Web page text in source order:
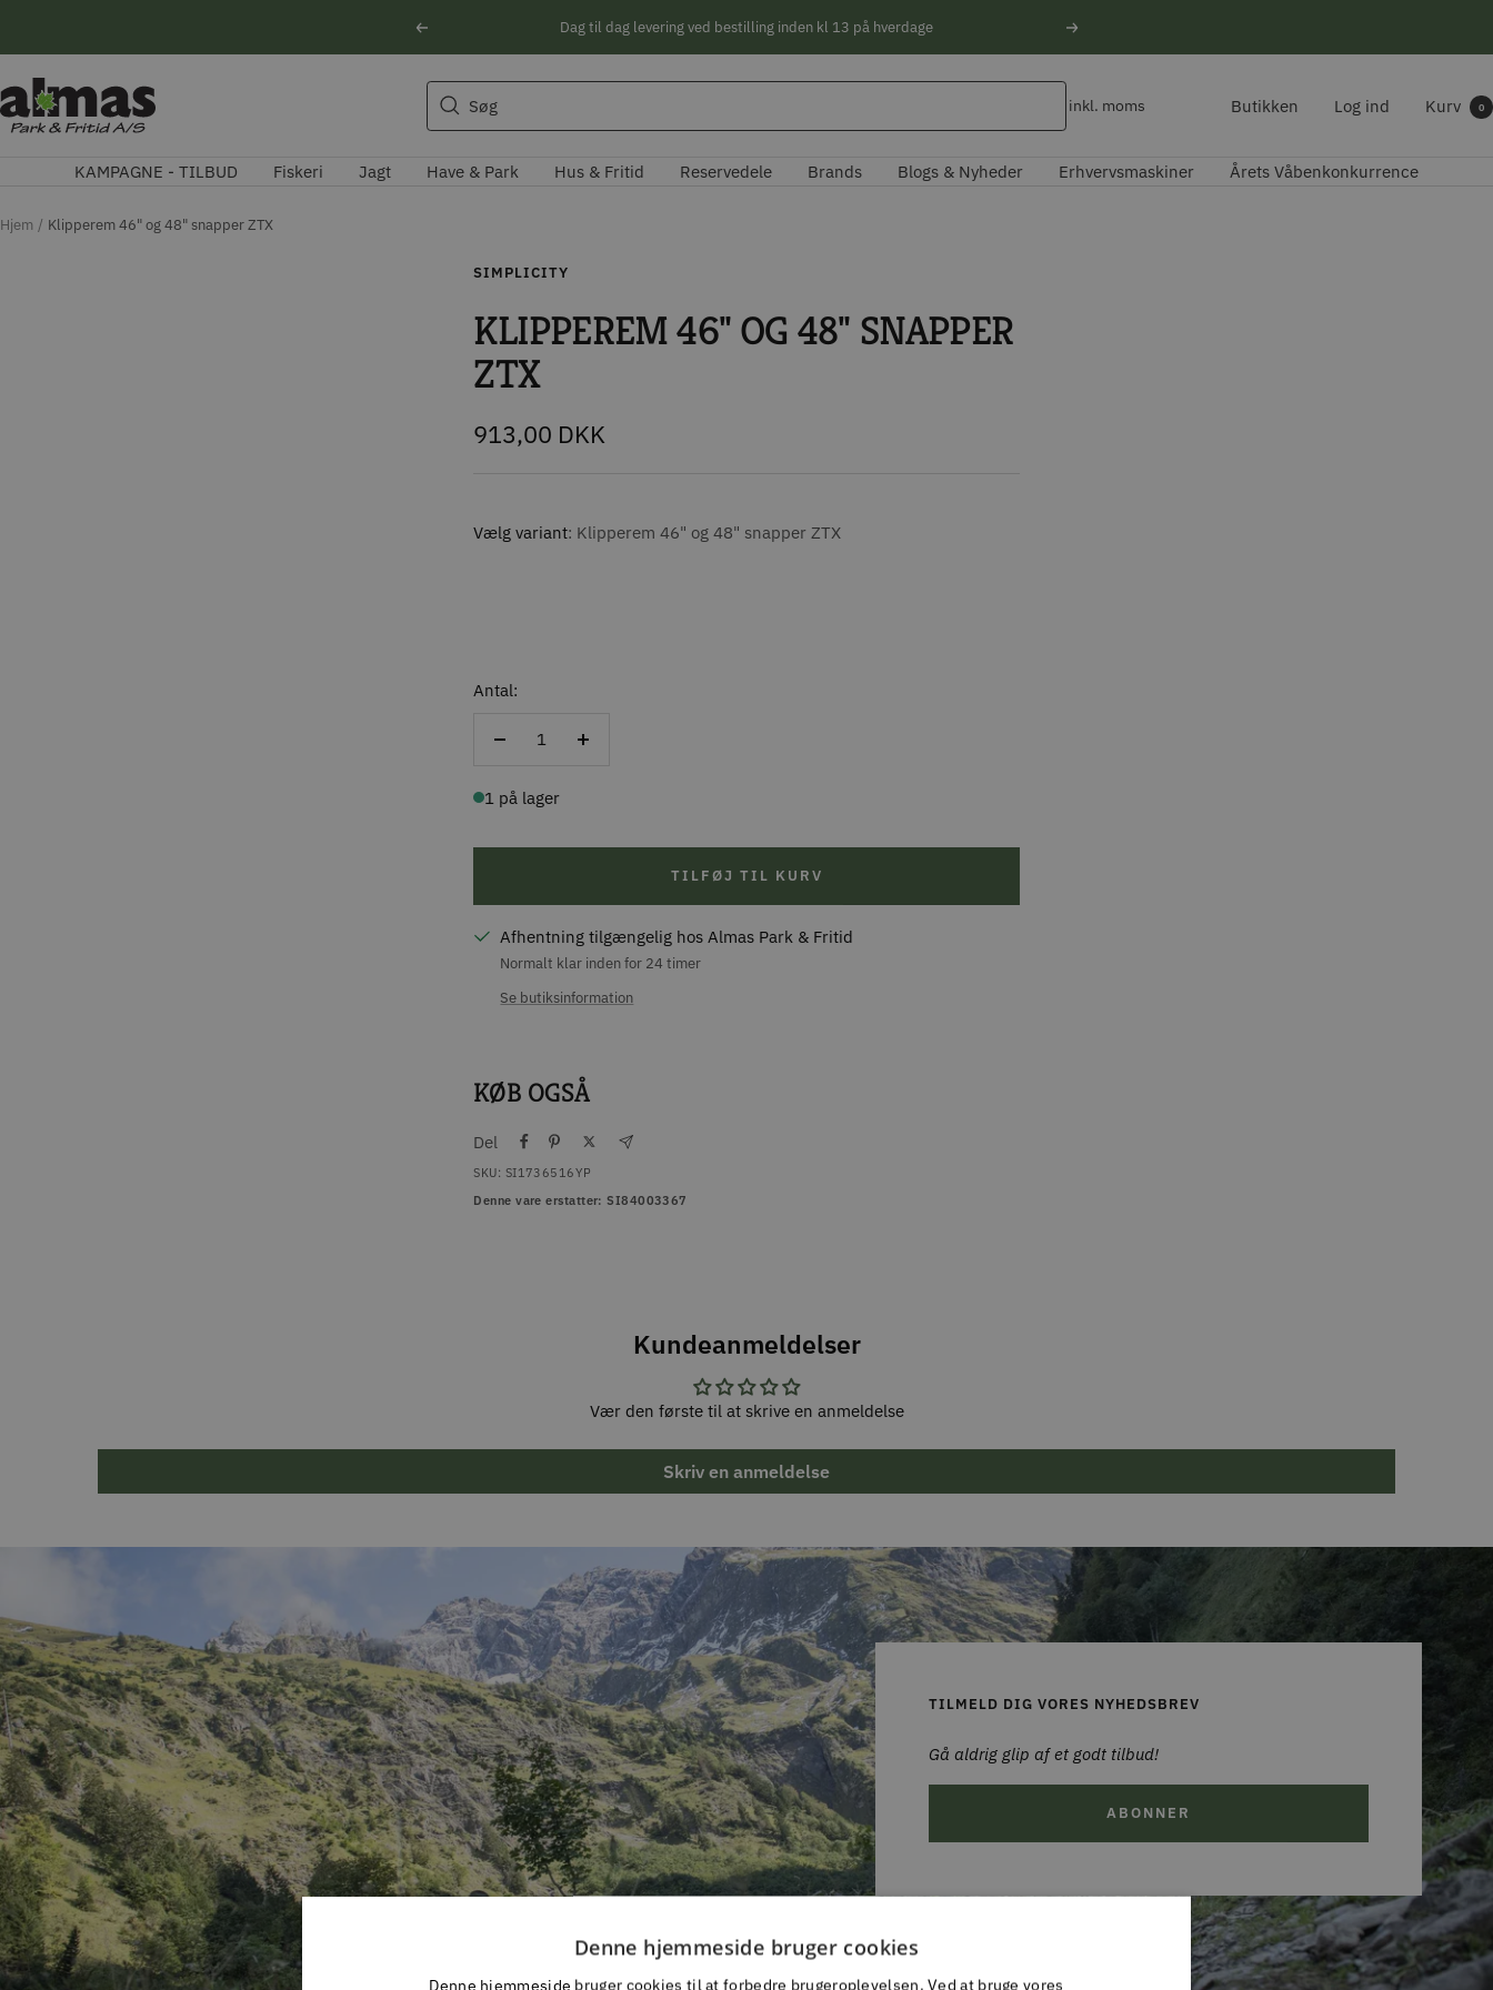
Forrige Dag til dag levering ved bestilling inden kl 13 på hverdage Næste
Søg
Almas
Park
inkl. moms Butikken Log ind Kurv 0
KAMPAGNE - TILBUD Fiskeri Jagt Have & Park Hus & Fritid Reservedele Brands Blogs & Nyheder Erhvervsmaskiner Årets Våbenkonkurrence
Hjem Klipperem 46" og 48" snapper ZTX
SIMPLICITY
KLIPPEREM 46" OG 48" SNAPPER
ZTX
Tilbudspris
913,00 DKK
Vælg variant Klipperem 46" og 48" snapper ZTX
Antal:
Reducer
Forøg
1 på lager
TILFØJ TIL KURV
Afhentning tilgængelig hos Almas Park & Fritid
Normalt klar inden for 24 timer
Se butiksinformation
KØB OGSÅ
Del
SKU: SI1736516YP
Denne vare erstatter: SI84003367
Kundeanmeldelser
Vær den første til at skrive en anmeldelse
Skriv en anmeldelse
TILMELD DIG VORES NYHEDSBREV
Gå aldrig glip af et godt tilbud!
ABONNER
Søgeforslag
Husqvarna motorsav
Kikkert
Natoptik
Denne hjemmeside bruger cookies
Denne hjemmeside bruger cookies til at forbedre brugeroplevelsen. Ved at bruge vores